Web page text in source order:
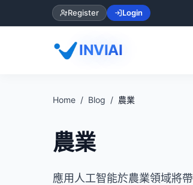
Register Login
INVIAI
Home Blog 農業
農業
應用人工智能於農業領域將